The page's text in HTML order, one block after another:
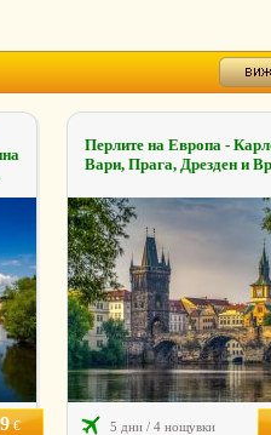
€
Перлите на Европа -
Вари, Прага, Дрезден и
5 дни / 4 нощувки